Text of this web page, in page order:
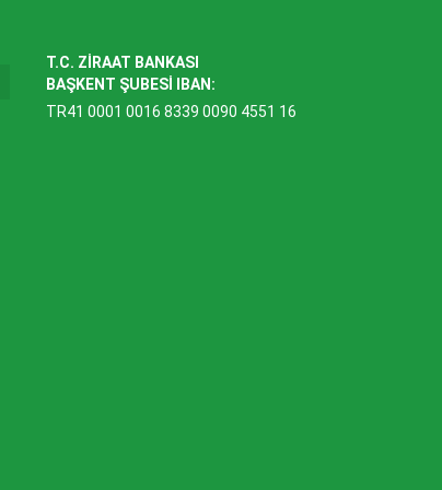
T.C. ZİRAAT BANKASI
BAŞKENT ŞUBESİ IBAN:
TR41 0001 0016 8339 0090 4551 16